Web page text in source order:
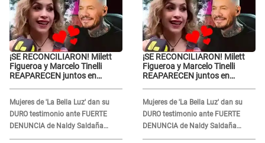
¡SE RECONCILIARON! Milett
Figueroa y Marcelo Tinelli
REAPARECEN juntos en
cuatro meses
Mujeres de 'La Bella Luz' dan su
DURO testimonio ante FUERTE
DENUNCIA de Naldy Saldaña
contra director: "Cualquier
¡SE RECONCILIARON! Milett
Figueroa y Marcelo Tinelli
REAPARECEN juntos en
cuatro meses
Mujeres de 'La Bella Luz' dan su
DURO testimonio ante FUERTE
DENUNCIA de Naldy Saldaña
contra director: "Cualquier